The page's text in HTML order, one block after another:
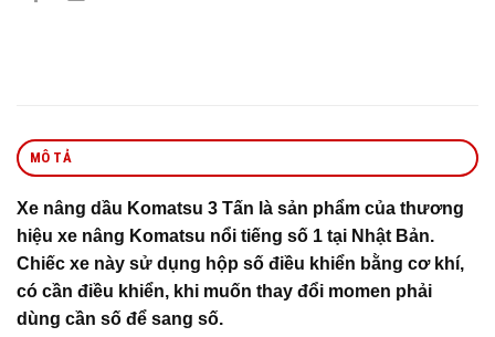
MÔ TẢ
Xe nâng dầu Komatsu 3 Tấn là sản phẩm của thương
hiệu xe nâng Komatsu nổi tiếng số 1 tại Nhật Bản.
Chiếc xe này sử dụng hộp số điều khiển bằng cơ khí,
có cần điều khiển, khi muốn thay đổi momen phải
dùng cần số để sang số.